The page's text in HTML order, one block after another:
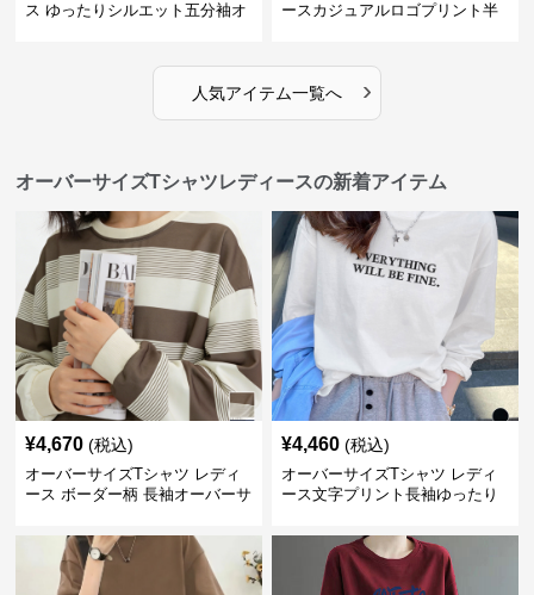
ス ゆったりシルエット五分袖オ
ースカジュアルロゴプリント半
人気アイテム一覧へ ›
オーバーサイズTシャツレディースの新着アイテム
¥4,670 (税込)
オーバーサイズTシャツ レディ
ース ボーダー柄 長袖オーバーサ
¥4,460 (税込)
オーバーサイズTシャツ レディ
ース文字プリント長袖ゆったり